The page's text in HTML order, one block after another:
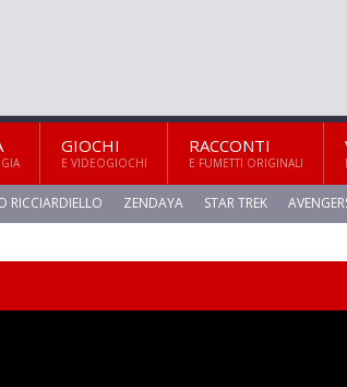
GIOCHI
E VIDEOGIOCHI
RACCONTI
E FUMETTI ORIGINALI
RICCIARDIELLO ZENDAYA STAR TREK